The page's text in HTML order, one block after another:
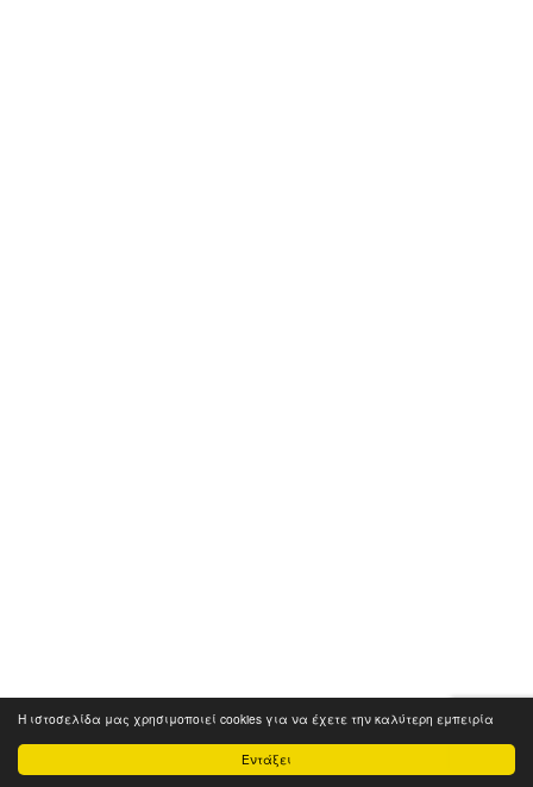
Εντάξει
Η ιστοσελίδα μας χρησιμοποιεί cookies για να έχετε την καλύτερη εμπειρία